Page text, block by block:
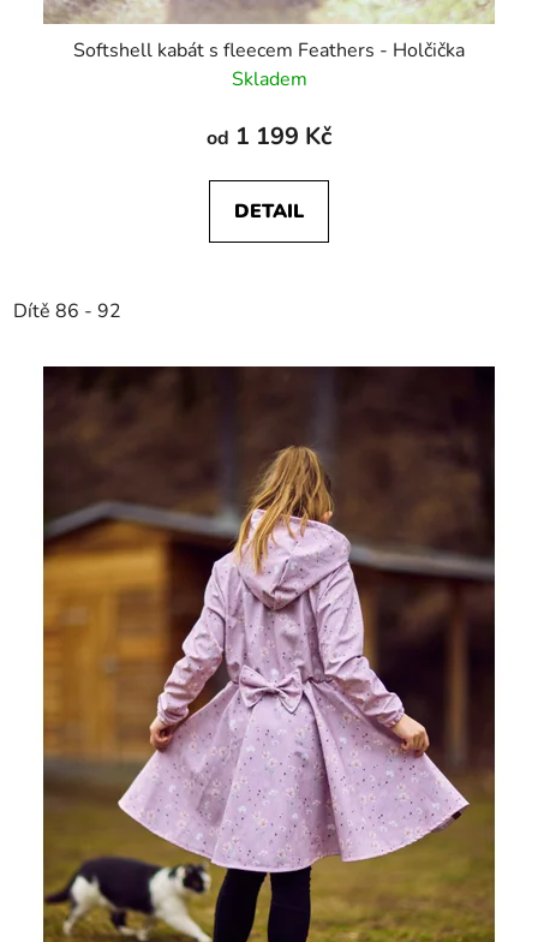
Softshell kabát s fleecem Feathers - Holčička
Skladem
od 1 199 Kč
DETAIL
Dítě 86 - 92